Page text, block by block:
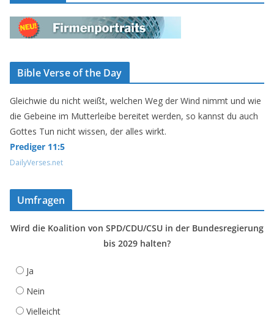
Bible Verse of the Day
Gleichwie du nicht weißt, welchen Weg der Wind nimmt und wie
die Gebeine im Mutterleibe bereitet werden, so kannst du auch
Gottes Tun nicht wissen, der alles wirkt.
Prediger 11:5
DailyVerses.net
Umfragen
Wird die Koalition von SPD/CDU/CSU in der Bundesregierung
bis 2029 halten?
Ja
Nein
Vielleicht